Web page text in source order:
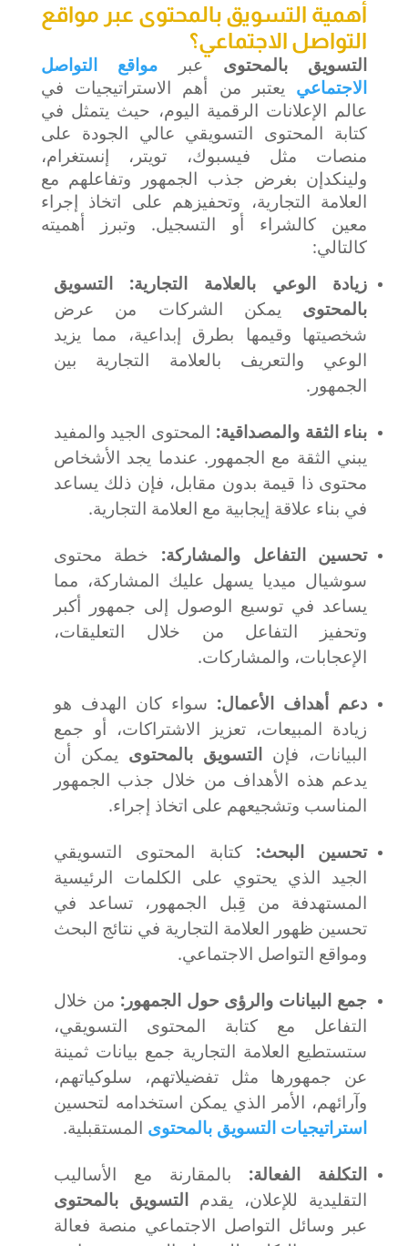
أهمية التسويق بالمحتوى عبر مواقع
التواصل الاجتماعي؟
التسويق بالمحتوى عبر مواقع التواصل
الاجتماعي يعتبر من أهم الاستراتيجيات في
عالم الإعلانات الرقمية اليوم، حيث يتمثل في
كتابة المحتوى التسويقي عالي الجودة على
منصات مثل فيسبوك، تويتر، إنستغرام،
ولينكدإن بغرض جذب الجمهور وتفاعلهم مع
العلامة التجارية، وتحفيزهم على اتخاذ إجراء
معين كالشراء أو التسجيل. وتبرز أهميته
كالتالي:
زيادة الوعي بالعلامة التجارية:
التسويق
بالمحتوى يمكن الشركات من عرض
شخصيتها وقيمها بطرق إبداعية، مما يزيد
الوعي والتعريف بالعلامة التجارية بين
الجمهور.
بناء الثقة والمصداقية: المحتوى الجيد والمفيد
يبني الثقة مع الجمهور. عندما يجد الأشخاص
محتوى ذا قيمة بدون مقابل، فإن ذلك يساعد
في بناء علاقة إيجابية مع العلامة التجارية.
تحسين التفاعل والمشاركة: خطة محتوى
سوشيال ميديا يسهل عليك المشاركة، مما
يساعد في توسيع الوصول إلى جمهور أكبر
وتحفيز التفاعل من خلال التعليقات،
الإعجابات، والمشاركات.
دعم أهداف الأعمال: سواء كان الهدف هو
زيادة المبيعات، تعزيز الاشتراكات، أو جمع
البيانات، فإن التسويق بالمحتوى يمكن أن
يدعم هذه الأهداف من خلال جذب الجمهور
المناسب وتشجيعهم على اتخاذ إجراء.
تحسين البحث: كتابة المحتوى التسويقي
الجيد الذي يحتوي على الكلمات الرئيسية
المستهدفة من قِبل الجمهور، تساعد في
تحسين ظهور العلامة التجارية في نتائج البحث
ومواقع التواصل الاجتماعي.
جمع البيانات والرؤى حول الجمهور: من خلال
التفاعل مع كتابة المحتوى التسويقي،
ستستطيع العلامة التجارية جمع بيانات ثمينة
عن جمهورها مثل تفضيلاتهم، سلوكياتهم،
وآرائهم، الأمر الذي يمكن استخدامه لتحسين
استراتيجيات التسويق بالمحتوى المستقبلية.
التكلفة الفعالة: بالمقارنة مع الأساليب
التقليدية للإعلان، يقدمالتسويق بالمحتوى
عبر وسائل التواصل الاجتماعي منصة فعالة